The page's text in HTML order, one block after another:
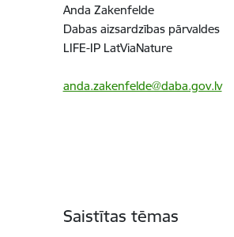
Anda Zakenfelde
Dabas aizsardzības pārvaldes
LIFE-IP LatViaNature
anda.zakenfelde@daba.gov.lv
Saistītas tēmas